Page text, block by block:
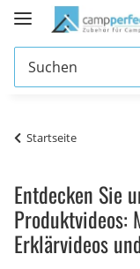
Startseite
Entdecken Sie
Produktvideos:
Erklärvideos